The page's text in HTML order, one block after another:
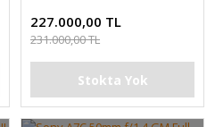
227.000,00 TL
231.000,00 TL
Stokta Yok